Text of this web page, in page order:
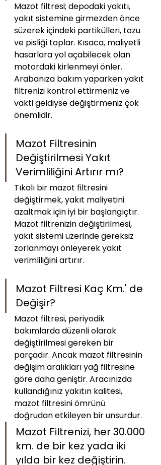
Mazot filtresi; depodaki yakıtı,
yakıt sistemine girmezden önce
süzerek içindeki partikülleri, tozu
ve pisliği toplar. Kısaca, maliyetli
hasarlara yol açabilecek olan
motordaki kirlenmeyi önler.
Arabanıza bakım yaparken yakıt
filtrenizi kontrol ettirmeniz ve
vakti geldiyse değiştirmeniz çok
önemlidir.
Mazot Filtresinin
Değiştirilmesi Yakıt
Verimliliğini Artırır mı?
Tıkalı bir mazot filtresini
değiştirmek, yakıt maliyetini
azaltmak için iyi bir başlangıçtır.
Mazot filtrenizin değiştirilmesi,
yakıt sistemi üzerinde gereksiz
zorlanmayı önleyerek yakıt
verimliliğini artırır.
Mazot Filtresi Kaç Km.' de
Değişir?
Mazot filtresi, periyodik
bakımlarda düzenli olarak
değiştirilmesi gereken bir
parçadır. Ancak mazot filtresinin
değişim aralıkları yağ filtresine
göre daha geniştir. Aracınızda
kullandığınız yakıtın kalitesi,
mazot filtresini ömrünü
doğrudan etkileyen bir unsurdur.
Mazot Filtrenizi, her 30.000
km. de bir kez yada iki
yılda bir kez değiştirin.